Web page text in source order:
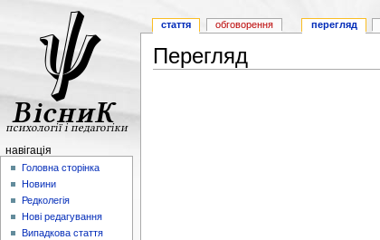
Перегляд
стаття обговорення перегляд
навігація
Головна сторінка
Новини
Редколегія
Нові редагування
Випадкова стаття